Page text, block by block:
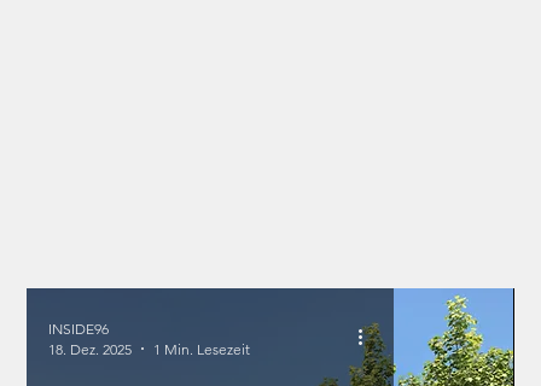
INSIDE96
18. Dez. 2025
1 Min. Lesezeit